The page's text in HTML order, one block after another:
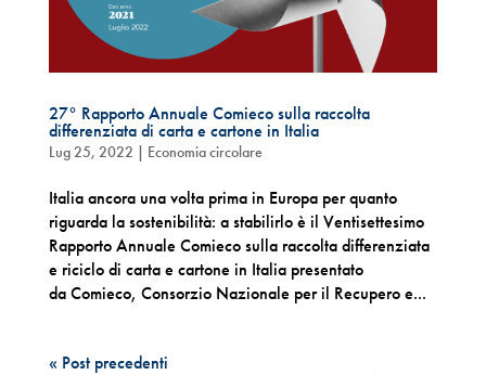
27° Rapporto Annuale Comieco sulla raccolta
differenziata di carta e cartone in Italia
Lug 25, 2022 | Economia circolare
Italia ancora una volta prima in Europa per quanto
riguarda la sostenibilità: a stabilirlo è il Ventisettesimo
Rapporto Annuale Comieco sulla raccolta differenziata
e riciclo di carta e cartone in Italia presentato
da Comieco, Consorzio Nazionale per il Recupero e...
« Post precedenti